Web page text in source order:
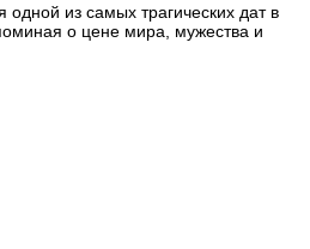
одной из самых трагических дат в
о цене мира, мужества и